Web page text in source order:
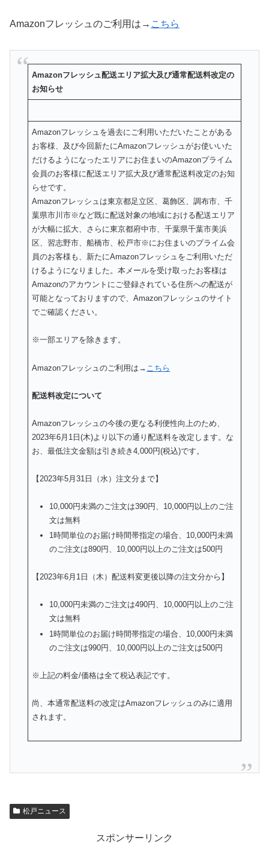
Amazonフレッシュのご利用は→ こちら
Amazonフレッシュ配送エリア拡大及び通常配送料改定の
お知らせ
Amazonフレッシュを過去にご利用いただいたことがある
お客様、 及び今回新たにAmazonフレッシュがお使いいた
だけるようになったエリアにお住まいのAmazonプライム
会員のお客様に配送エリア拡大及び通常配送料改定のお知
らせです。
Amazonフレッシュは東京都足立区、葛飾区、調布市、千
葉県市川市※ など既に配送対象の地域における配送エリア
が大幅に拡大、 さらに東京都府中市、千葉県千葉市美浜
区、習志野市、船橋市、松戸市※にお住まいのプライム会
員のお客様も、 新たにAmazonフレッシュをご利用いただ
けるようになりまし た。本メールを受け取ったお客様は
Amazonのアカウントにご登録されている住所への配送が
可能となっておりますので、Amazonフレッシュのサイト
でご確認ください。
※一部エリアを除きます。
Amazonフレッシュのご利用は→ こちら
配送料改定について
Amazonフレッシュの今後の更なる利便性向上のため、
2023年6月1日(木)より以下の通り配送料を改定します。 な
お、最低注文金額は引き続き4,000円(税込)です。
【2023年5月31日（水）注文分まで】
10,000円未満のご注文は390円、10, 000円以上のご注
文は無料
1時間単位のお届け時間帯指定の場合、10,000円未満
のご注文は890円、10,000円以上のご注文は500円
【2023年6月1日（木）配送料変更後以降の注文分から】
10,000円未満のご注文は490円、10,000円以上のご注
文は無料
1時間単位のお届け時間帯指定の場合、10, 000円未満
のご注文は990円、10, 000円以上のご注文は500円
※上記の料金/価格は全て税込表記です。
尚、本通常配送料の改定はAmazonフレッシュのみに適用
されます 。
松戸ニュース
スポンサーリンク